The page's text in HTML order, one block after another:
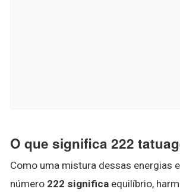
O que significa 222
Como uma mistura dessas energias
número 222 significa equilíbrio,